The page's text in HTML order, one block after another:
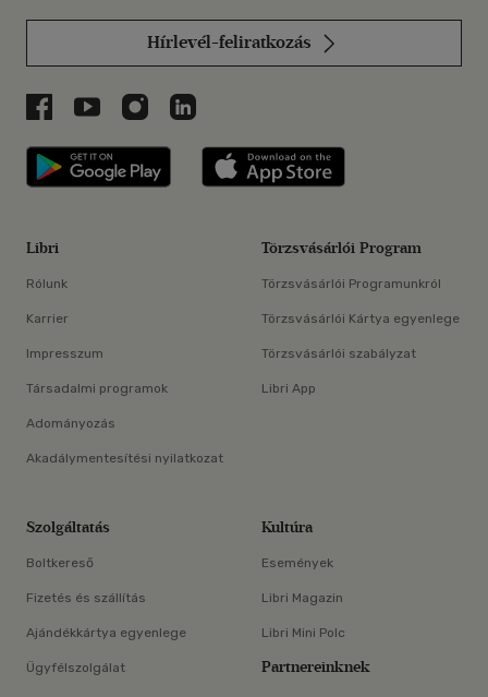
Hírlevél-feliratkozás
Libri a Facebookon
Libri a Youtube-on
Libri az Instagramon
Libri a LinkedInen
Libri applikáció Szerezd meg: Google
Libri
Rólunk
Karrier
Impresszum
Társadalmi programok
Adományozás
Akadálymentesítési nyilatkozat
Törzsvásárlói Program
Törzsvásárlói Programunkról
Törzsvásárlói Kártya egyenlege
Törzsvásárlói szabályzat
Libri App
Szolgáltatás
Boltkereső
Fizetés és szállítás
Ajándékkártya egyenlege
Ügyfélszolgálat
Kultúra
Események
Libri Magazin
Libri Mini Polc
Partnereinknek